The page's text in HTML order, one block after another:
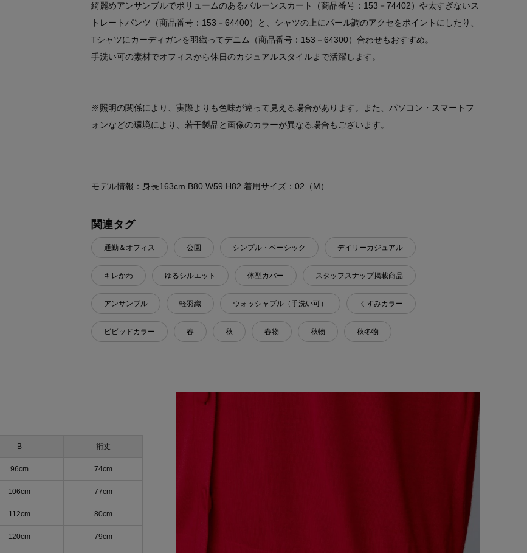
綺麗めアンサンブルでボリュームのあるバルーンスカート（商品番号：153－74402）や太すぎないス
トレートパンツ（商品番号：153－64400）と、シャツの上にパール調のアクセをポイントにしたり、
Tシャツにカーディガンを羽織ってデニム（商品番号：153－64300）合わせもおすすめ。
手洗い可の素材でオフィスから休日のカジュアルスタイルまで活躍します。
※照明の関係により、実際よりも色味が違って見える場合があります。また、パソコン・スマートフ
ォンなどの環境により、若干製品と画像のカラーが異なる場合もございます。
モデル情報：身長163cm B80 W59 H82 着用サイズ：02（M）
関連タグ
通勤＆オフィス 公園 シンプル・ベーシック デイリーカジュアル
キレかわ ゆるシルエット 体型カバー スタッフスナップ掲載商品
アンサンブル 軽羽織 ウォッシャブル（手洗い可） くすみカラー
ビビッドカラー 春 秋 春物 秋物 秋冬物
B 裄丈
96cm 74cm
106cm 77cm
112cm 80cm
120cm 79cm